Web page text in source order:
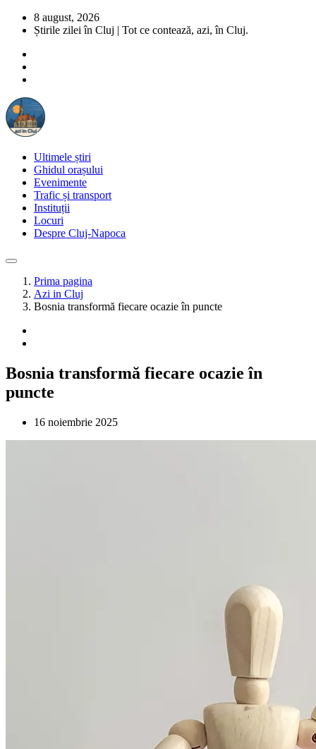
8 august, 2026
Știrile zilei în Cluj | Tot ce contează, azi, în Cluj.
Ultimele știri
Ghidul orașului
Evenimente
Trafic și transport
Instituții
Locuri
Despre Cluj-Napoca
Prima pagina
Azi in Cluj
Bosnia transformă fiecare ocazie în puncte
Bosnia transformă fiecare ocazie în
puncte
16 noiembrie 2025